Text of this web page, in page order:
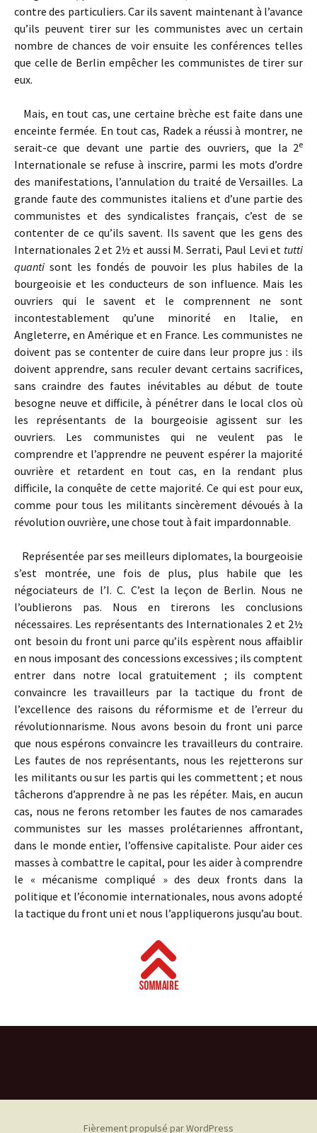
contre des particuliers. Car ils savent maintenant à l’avance
qu’ils peuvent tirer sur les communistes avec un certain
nombre de chances de voir ensuite les conférences telles
que celle de Berlin empêcher les communistes de tirer sur
eux.
Mais, en tout cas, une certaine brèche est faite dans une
enceinte fermée. En tout cas, Radek a réussi à montrer, ne
serait-ce que devant une partie des ouvriers, que la 2e
Internationale se refuse à inscrire, parmi les mots d’ordre
des manifestations, l’annulation du traité de Versailles. La
grande faute des communistes italiens et d’une partie des
communistes et des syndicalistes français, c’est de se
contenter de ce qu’ils savent. Ils savent que les gens des
Internationales 2 et 2½ et aussi M. Serrati, Paul Levi et tutti
quanti sont les fondés de pouvoir les plus habiles de la
bourgeoisie et les conducteurs de son influence. Mais les
ouvriers qui le savent et le comprennent ne sont
incontestablement qu’une minorité en Italie, en
Angleterre, en Amérique et en France. Les communistes ne
doivent pas se contenter de cuire dans leur propre jus : ils
doivent apprendre, sans reculer devant certains sacrifices,
sans craindre des fautes inévitables au début de toute
besogne neuve et difficile, à pénétrer dans le local clos où
les représentants de la bourgeoisie agissent sur les
ouvriers. Les communistes qui ne veulent pas le
comprendre et l’apprendre ne peuvent espérer la majorité
ouvrière et retardent en tout cas, en la rendant plus
difficile, la conquête de cette majorité. Ce qui est pour eux,
comme pour tous les militants sincèrement dévoués à la
révolution ouvrière, une chose tout à fait impardonnable.
Représentée par ses meilleurs diplomates, la bourgeoisie
s’est montrée, une fois de plus, plus habile que les
négociateurs de l’I. C. C’est la leçon de Berlin. Nous ne
l’oublierons pas. Nous en tirerons les conclusions
nécessaires. Les représentants des Internationales 2 et 2½
ont besoin du front uni parce qu’ils espèrent nous affaiblir
en nous imposant des concessions excessives ; ils comptent
entrer dans notre local gratuitement ; ils comptent
convaincre les travailleurs par la tactique du front de
l’excellence des raisons du réformisme et de l’erreur du
révolutionnarisme. Nous avons besoin du front uni parce
que nous espérons convaincre les travailleurs du contraire.
Les fautes de nos représentants, nous les rejetterons sur
les militants ou sur les partis qui les commettent ; et nous
tâcherons d’apprendre à ne pas les répéter. Mais, en aucun
cas, nous ne ferons retomber les fautes de nos camarades
communistes sur les masses prolétariennes affrontant,
dans le monde entier, l’offensive capitaliste. Pour aider ces
masses à combattre le capital, pour les aider à comprendre
le « mécanisme compliqué » des deux fronts dans la
politique et l’économie internationales, nous avons adopté
la tactique du front uni et nous l’appliquerons jusqu’au bout.
Fièrement propulsé par WordPress